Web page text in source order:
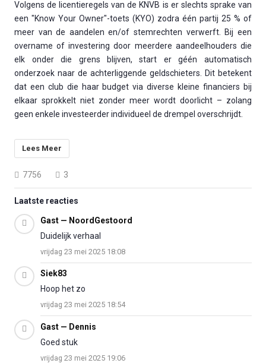
Volgens de licentieregels van de KNVB is er slechts sprake van
een "Know Your Owner"-toets (KYO) zodra één partij 25 % of
meer van de aandelen en/of stemrechten verwerft. Bij een
overname of investering door meerdere aandeelhouders die
elk onder die grens blijven, start er géén automatisch
onderzoek naar de achterliggende geldschieters. Dit betekent
dat een club die haar budget via diverse kleine financiers bij
elkaar sprokkelt niet zonder meer wordt doorlicht – zolang
geen enkele investeerder individueel de drempel overschrijdt.
Lees Meer
7756 3
Laatste reacties
Gast — NoordGestoord
Duidelijk verhaal
vrijdag 23 mei 2025 18:08
Siek83
Hoop het zo
vrijdag 23 mei 2025 18:54
Gast — Dennis
Goed stuk
vrijdag 23 mei 2025 19:06